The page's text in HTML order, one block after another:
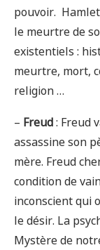
pouvoir.
le meurtre de
existentiels :
meurtre, mort,
religion …
– Freud : Freud
assassine son
mère. Freud
condition de
inconscient qui
le désir. La
Mystère de